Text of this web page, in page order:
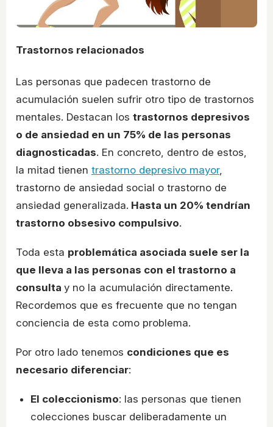
Trastornos relacionados
Las personas que padecen trastorno de
acumulación suelen sufrir otro tipo de trastornos
mentales. Destacan los trastornos depresivos
o de ansiedad en un 75% de las personas
diagnosticadas. En concreto, dentro de estos,
la mitad tienen trastorno depresivo mayor,
trastorno de ansiedad social o trastorno de
ansiedad generalizada. Hasta un 20% tendrían
trastorno obsesivo compulsivo.
Toda esta problemática asociada suele ser la
que lleva a las personas con el trastorno a
consulta y no la acumulación directamente.
Recordemos que es frecuente que no tengan
conciencia de esta como problema.
Por otro lado tenemos condiciones que es
necesario diferenciar:
El coleccionismo: las personas que tienen
colecciones buscar deliberadamente un